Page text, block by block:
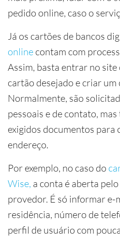
pedido online, caso o
Já os cartões de bancos
online contam com
Assim, basta entrar no
cartão desejado e criar um
Normalmente, são
pessoais e de contato,
exigidos documentos para
endereço.
Por exemplo, no caso do
Wise, a conta é aberta
provedor. É só informar e-
residência, número de
perfil de usuário com